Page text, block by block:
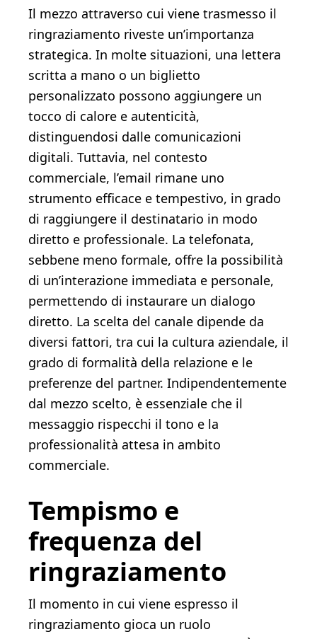
Il mezzo attraverso cui viene trasmesso il
ringraziamento riveste un’importanza
strategica. In molte situazioni, una lettera
scritta a mano o un biglietto
personalizzato possono aggiungere un
tocco di calore e autenticità,
distinguendosi dalle comunicazioni
digitali. Tuttavia, nel contesto
commerciale, l’email rimane uno
strumento efficace e tempestivo, in grado
di raggiungere il destinatario in modo
diretto e professionale. La telefonata,
sebbene meno formale, offre la possibilità
di un’interazione immediata e personale,
permettendo di instaurare un dialogo
diretto. La scelta del canale dipende da
diversi fattori, tra cui la cultura aziendale, il
grado di formalità della relazione e le
preferenze del partner. Indipendentemente
dal mezzo scelto, è essenziale che il
messaggio rispecchi il tono e la
professionalità attesa in ambito
commerciale.
Tempismo e
frequenza del
ringraziamento
Il momento in cui viene espresso il
ringraziamento gioca un ruolo